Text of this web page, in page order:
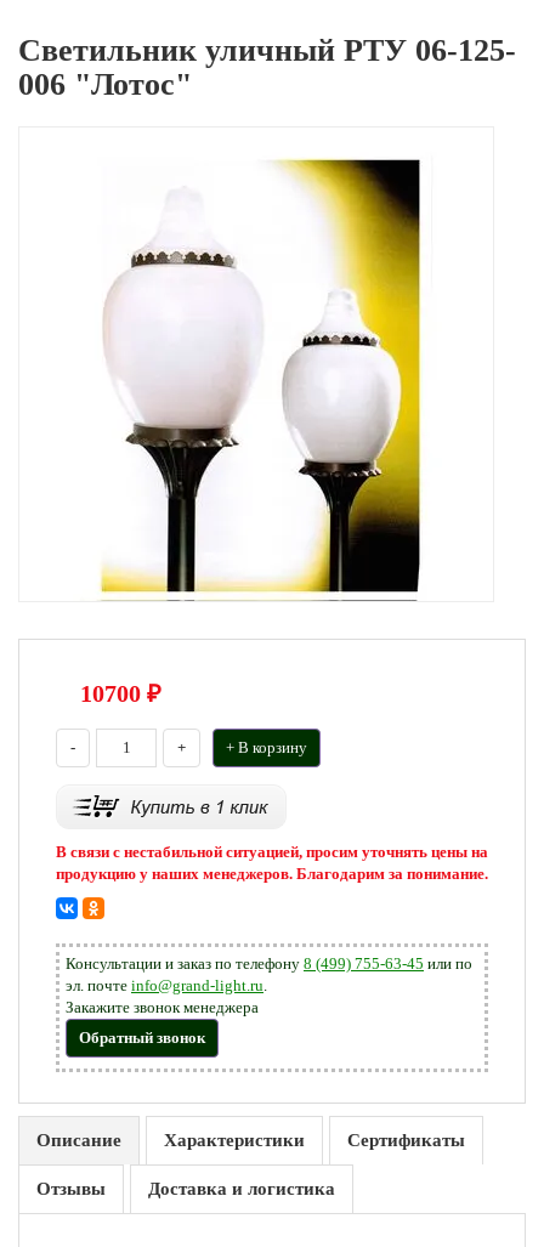
Светильник уличный РТУ 06-125-
006 "Лотос"
10700 ₽
- + + В корзину
В связи с нестабильной ситуацией, просим уточнять цены на
продукцию у наших менеджеров. Благодарим за понимание.
Консультации и заказ по телефону 8 (499) 755-63-45 или по
эл. почте info@grand-light.ru.
Закажите звонок менеджера
Обратный звонок
Описание Характеристики Сертификаты
Отзывы Доставка и логистика